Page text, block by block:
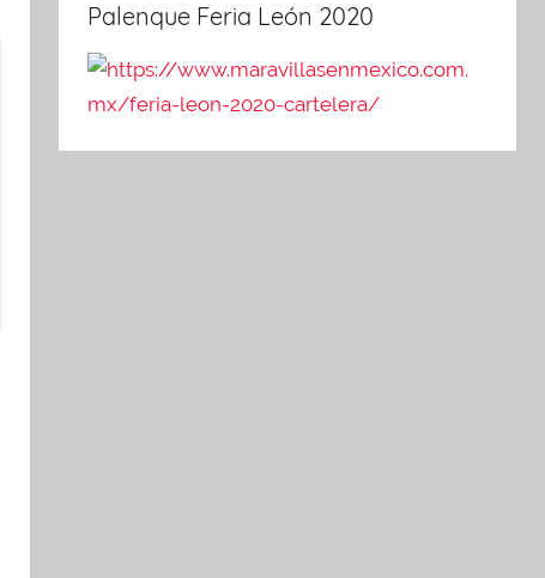
Palenque Feria León 2020